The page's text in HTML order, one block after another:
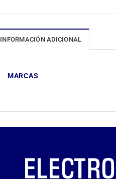
INFORMACIÓN ADICIONAL
MARCAS